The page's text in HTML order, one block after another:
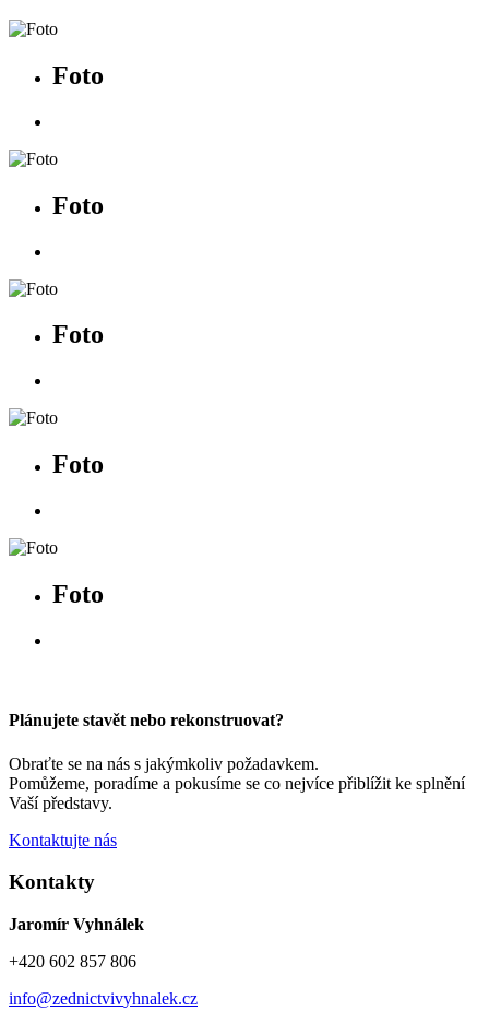
Foto
Foto
Foto
Foto
Foto
Plánujete stavět nebo rekonstruovat?
Obraťte se na nás s jakýmkoliv požadavkem.
Pomůžeme, poradíme a pokusíme se co nejvíce přiblížit ke splnění
Vaší představy.
Kontaktujte nás
Kontakty
Jaromír Vyhnálek
+420 602 857 806